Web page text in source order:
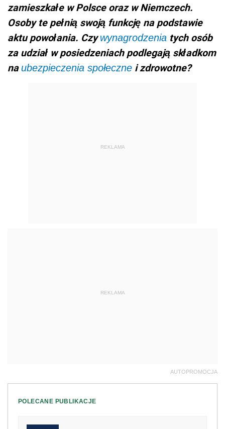
zamieszkałe w Polsce oraz w Niemczech.
Osoby te pełnią swoją funkcję na podstawie
aktu powołania. Czywynagrodzenia tych osób
za udział w posiedzeniach podlegają składkom
naubezpieczenia społeczne i zdrowotne?
REKLAMA
REKLAMA
AUTOPROMOCJA
POLECANE PUBLIKACJE